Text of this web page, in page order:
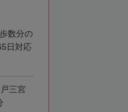
数分の
日対応
三宮